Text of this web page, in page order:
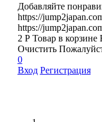
Добавляйте
https://
https://
2 Р Товар в корзине
Очистить
0
Вход Регистрация